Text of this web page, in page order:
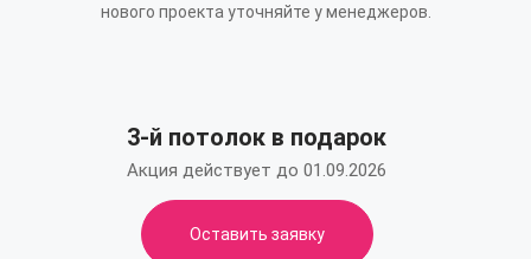
нового проекта уточняйте у менеджеров.
3-й потолок в подарок
Акция действует до 01.09.2026
Оставить заявку